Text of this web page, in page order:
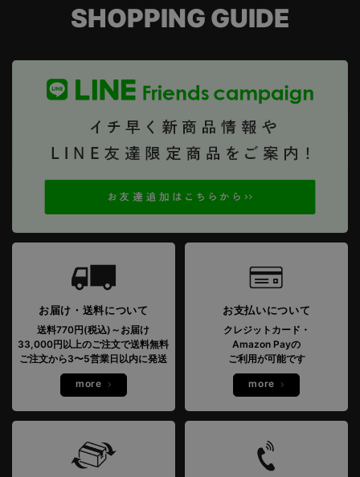
SHOPPING GUIDE
お届け・送料について
送料770円(税込)～お届け
33,000円以上のご注文で送料無料
ご注文から3〜5営業日以内に発送
more
お支払いについて
クレジットカード・
Amazon Payの
ご利用が可能です
more